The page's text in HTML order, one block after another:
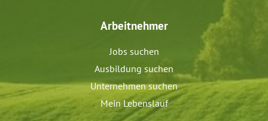
Arbeitnehmer
Jobs suchen
Ausbildung suchen
Unternehmen suchen
Mein Lebenslauf